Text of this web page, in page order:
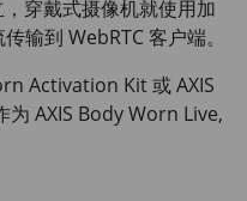
穿戴式摄像机就使用加
输到 WebRTC 客户端。
Activation Kit 或AXIS
为 AXIS BodyWorn Live,